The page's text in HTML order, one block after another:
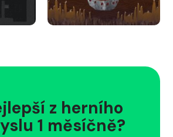
z herního
1 měsíčně?